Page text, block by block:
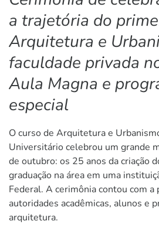
a trajetória do
Arquitetura e
faculdade privada
Aula Magna e
especial
O curso de Arquitetura e
Universitário celebrou um grande
de outubro: os 25 anos da criação
graduação na área em uma
Federal. A cerimônia contou com a
autoridades acadêmicas, alunos e
arquitetura.